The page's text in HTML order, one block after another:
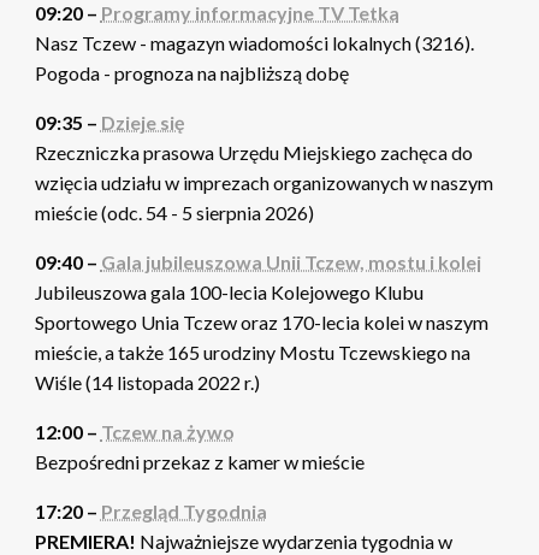
09:20 – Programy informacyjne TV Tetka
Nasz Tczew - magazyn wiadomości lokalnych (3216).
Pogoda - prognoza na najbliższą dobę
09:35 – Dzieje się
Rzeczniczka prasowa Urzędu Miejskiego zachęca do
wzięcia udziału w imprezach organizowanych w naszym
mieście (odc. 54 - 5 sierpnia 2026)
09:40 – Gala jubileuszowa Unii Tczew, mostu i kolei
Jubileuszowa gala 100-lecia Kolejowego Klubu
Sportowego Unia Tczew oraz 170-lecia kolei w naszym
mieście, a także 165 urodziny Mostu Tczewskiego na
Wiśle (14 listopada 2022 r.)
12:00 – Tczew na żywo
Bezpośredni przekaz z kamer w mieście
17:20 – Przegląd Tygodnia
PREMIERA! Najważniejsze wydarzenia tygodnia w